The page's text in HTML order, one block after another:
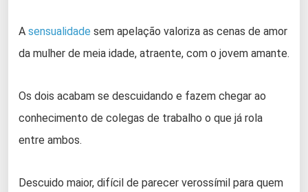
A sensualidade sem apelação valoriza as cenas de amor
da mulher de meia idade, atraente, com o jovem amante.
Os dois acabam se descuidando e fazem chegar ao
conhecimento de colegas de trabalho o que já rola
entre ambos.
Descuido maior, difícil de parecer verossímil para quem